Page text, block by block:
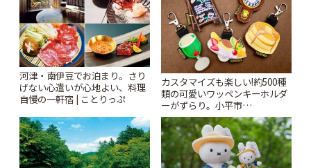
河津・南伊豆でお泊まり。さり
げない心遣いが心地よい、料理
自慢の一軒宿 | ことりっぷ
カスタマイズも楽しい!約500種
類の可愛いワッペンキーホルダ
ーがずらり。小平市
「Kimamaya T&K」 | ことりっ
ぷ